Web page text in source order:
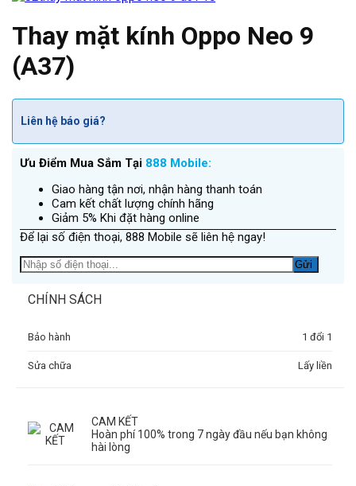
Thay mặt kính Oppo Neo 9
(A37)
Liên hệ báo giá?
Ưu Điểm Mua Sắm Tại 888 Mobile:
Giao hàng tận nơi, nhận hàng thanh toán
Cam kết chất lượng chính hãng
Giảm 5% Khi đặt hàng online
Để lại số điện thoại, 888 Mobile sẽ liên hệ ngay!
CHÍNH SÁCH
Bảo hành 1 đổi 1
Sửa chữa Lấy liền
CAM KẾT
Hoàn phí 100% trong 7 ngày đầu nếu bạn không
hài lòng